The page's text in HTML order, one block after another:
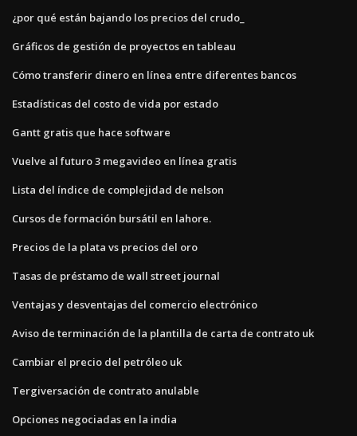
¿por qué están bajando los precios del crudo_
Gráficos de gestión de proyectos en tableau
Cómo transferir dinero en línea entre diferentes bancos
Estadísticas del costo de vida por estado
Gantt gratis que hace software
Vuelve al futuro 3 megavideo en línea gratis
Lista del índice de complejidad de nelson
Cursos de formación bursátil en lahore.
Precios de la plata vs precios del oro
Tasas de préstamo de wall street journal
Ventajas y desventajas del comercio electrónico
Aviso de terminación de la plantilla de carta de contrato uk
Cambiar el precio del petróleo uk
Tergiversación de contrato anulable
Opciones negociadas en la india